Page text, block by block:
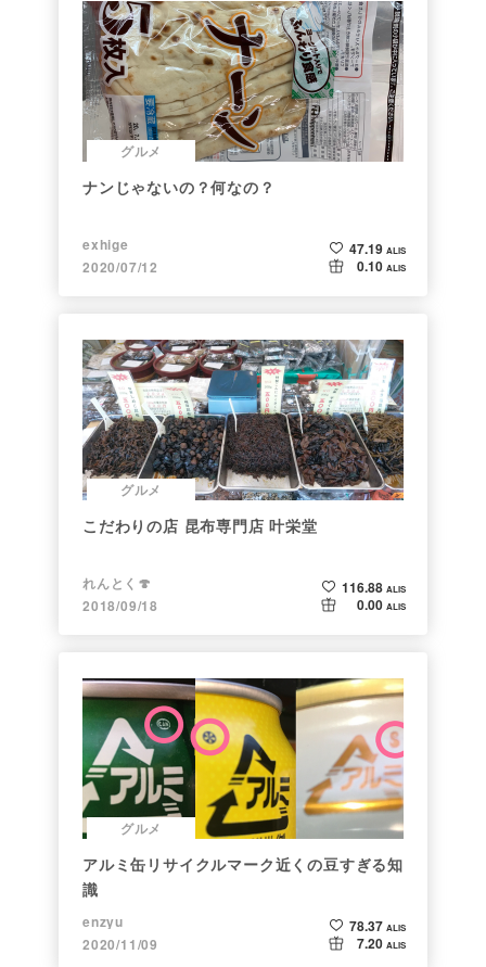
グルメ
ナンじゃないの？何なの？
exhige
2020/07/12
47.19 ALIS
0.10 ALIS
グルメ
こだわりの店 昆布専門店 叶栄堂
れんとく🍄
2018/09/18
116.88 ALIS
0.00 ALIS
グルメ
アルミ缶リサイクルマーク近くの豆すぎる知
識
enzyu
2020/11/09
78.37 ALIS
7.20 ALIS